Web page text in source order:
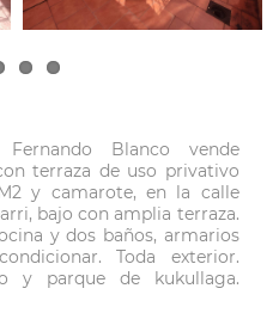
Blanco vende
terraza de uso privativo
y camarote, en la calle
bajo con amplia terraza.
y dos baños, armarios
Toda exterior.
y parque de kukullaga.